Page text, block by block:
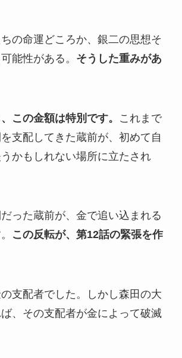
の命運どころか、銀二の思想そ
能性がある。 そうした重みがあ
この金額は特別です。
これまで
支配してきた蔵前が、初めて自
かもしれない場所に立たされ
った蔵前が、金で追い込まれる
この反転が、第12話の緊張を作
支配者でした。しかし森田の大
、その支配者が金によって破滅